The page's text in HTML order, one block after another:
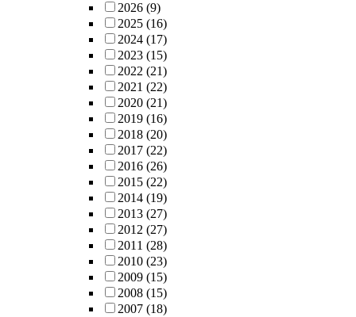
2026 (9)
2025 (16)
2024 (17)
2023 (15)
2022 (21)
2021 (22)
2020 (21)
2019 (16)
2018 (20)
2017 (22)
2016 (26)
2015 (22)
2014 (19)
2013 (27)
2012 (27)
2011 (28)
2010 (23)
2009 (15)
2008 (15)
2007 (18)